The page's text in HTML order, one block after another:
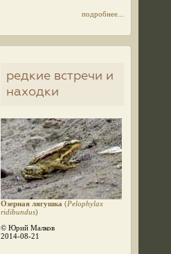
подробнее...
редкие встречи и
находки
Озерная лягушка (Pelophylax
ridibundus)
© Юрий Малков
2014-08-21